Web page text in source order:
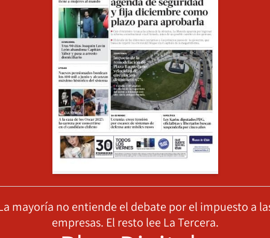
mayoría no entiende el debate por el impuesto a
empresas. El resto lee La Tercera.